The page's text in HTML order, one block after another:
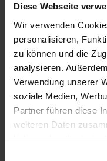
Diese Webseite
Wir verwenden
personalisieren,
zu können und die
analysieren.
Verwendung unserer
soziale Medien,
Partner führen diese
weiteren Daten
max. Breite: 2300 mm
max. Höhe: 4000 mm
max. Fläche: 6,00 m²
Bedienung: Kette,
Elektroantrieb
Führung: Optional,
Türen,